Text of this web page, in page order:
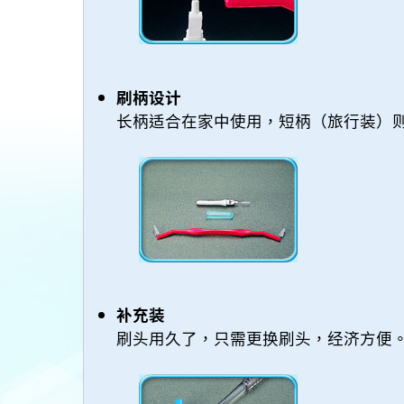
刷柄设计
长柄适合在家中使用，短柄（旅行装）
补充装
刷头用久了，只需更换刷头，经济方便。